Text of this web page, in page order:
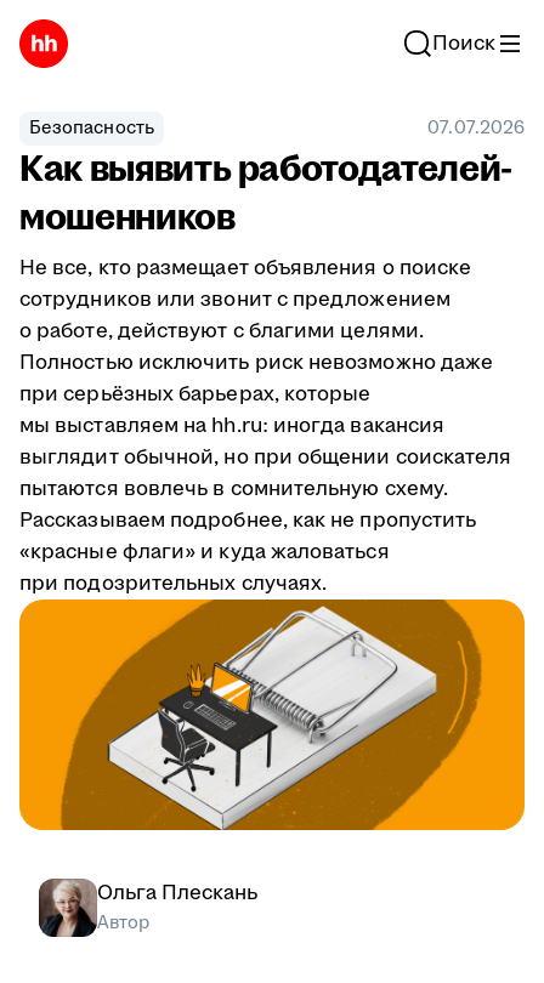
Поиск
Безопасность 07.07.2026
Как выявить работодателей-
мошенников
Не все, кто размещает объявления о поиске
сотрудников или звонит с предложением
о работе, действуют с благими целями.
Полностью исключить риск невозможно даже
при серьёзных барьерах, которые
мы выставляем на hh.ru: иногда вакансия
выглядит обычной, но при общении соискателя
пытаются вовлечь в сомнительную схему.
Рассказываем подробнее, как не пропустить
«красные флаги» и куда жаловаться
при подозрительных случаях.
Ольга Плескань
Автор